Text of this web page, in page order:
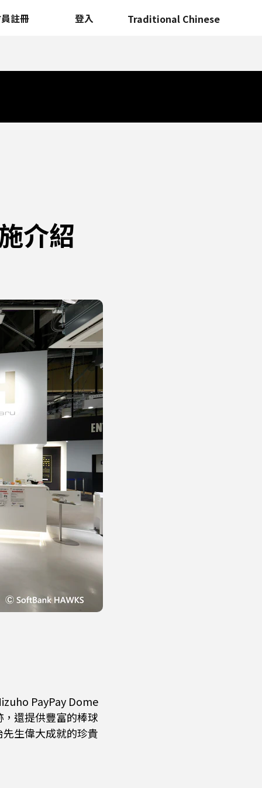
註冊 登入
介紹
PayPay Dome
還提供豐富的棒球
生偉大成就的珍貴